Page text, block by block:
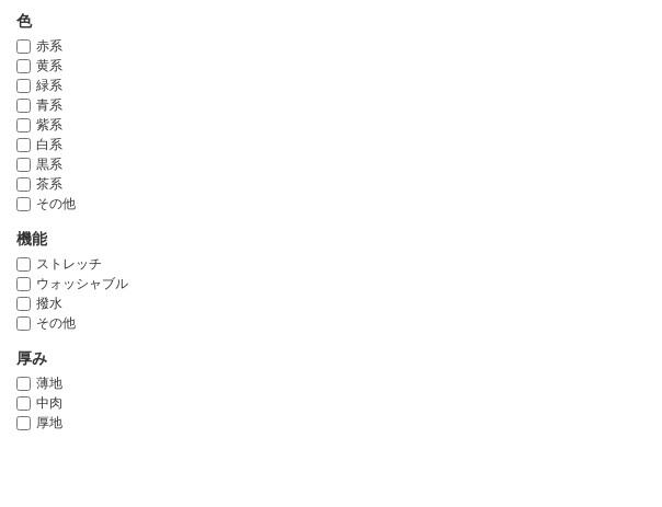
色
赤系
黄系
緑系
青系
紫系
白系
黒系
茶系
その他
機能
ストレッチ
ウォッシャブル
撥水
その他
厚み
薄地
中肉
厚地